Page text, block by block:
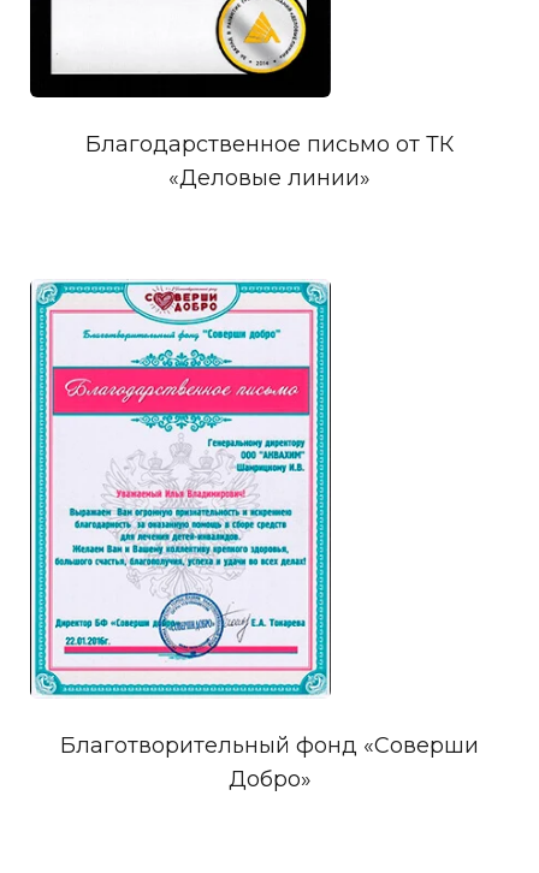
Благодарственное письмо от ТК
«Деловые линии»
Благотворительный фонд «Соверши
Добро»